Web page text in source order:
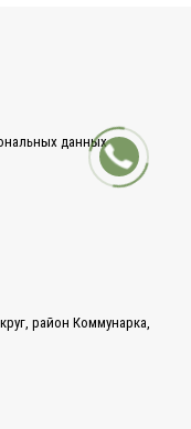
данных
район Коммунарка,